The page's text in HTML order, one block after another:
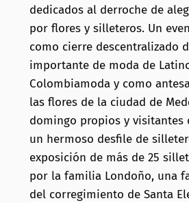
dedicados al derroche de
por flores y silleteros. Un
como cierre descentralizado
importante de moda de
Colombiamoda y como
las flores de la ciudad de
domingo propios y visitantes
un hermoso desfile de
exposición de más de 25
por la familia Londoño, una
del corregimiento de Santa